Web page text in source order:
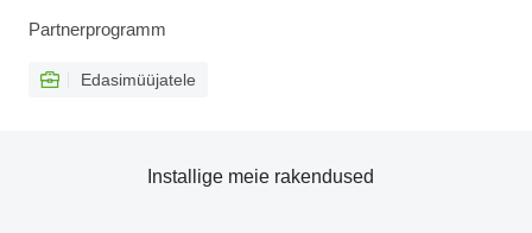
Partnerprogramm
Edasimüüjatele
Installige meie rakendused